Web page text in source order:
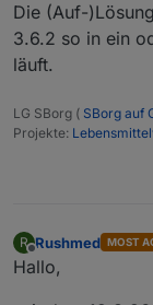
Die (Auf-
3.6.2 so in ein
läuft.
LG SBorg ( SBorg auf
Projekte:
R
Offline
Rushmed MOST
Hallo,